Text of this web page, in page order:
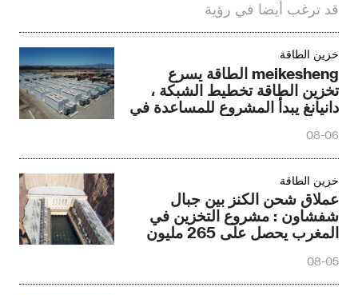
تخزين الطاقة تخطيط الشبكة ،
08-06
خزين الطاقة
عملاق شحن الكنز بين جبال
شفشاون : مشروع التخزين في
08-05
خزين الطاقة
الميكانيكية هدير في أعماق جبال